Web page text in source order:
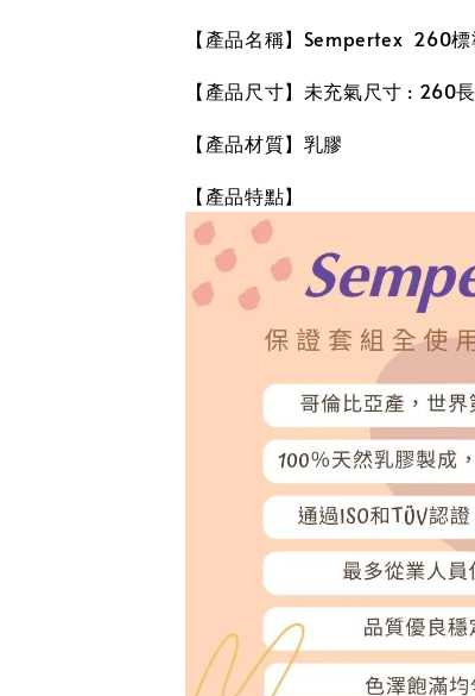
【產品名稱】Sempertex 260
【產品尺寸】未充氣尺寸 : 260
【產品材質】乳膠
【產品特點】